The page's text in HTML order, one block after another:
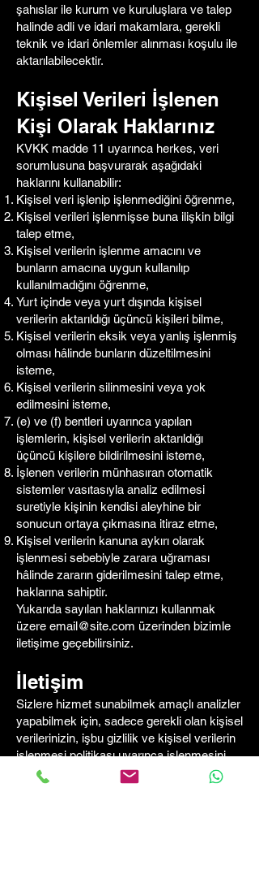
şahıslar ile kurum ve kuruluşlara ve talep
halinde adli ve idari makamlara, gerekli
teknik ve idari önlemler alınması koşulu ile
aktarılabilecektir.
Kişisel Verileri İşlenen
Kişi Olarak Haklarınız
KVKK madde 11 uyarınca herkes, veri
sorumlusuna başvurarak aşağıdaki
haklarını kullanabilir:
Kişisel veri işlenip işlenmediğini öğrenme,
Kişisel verileri işlenmişse buna ilişkin bilgi
talep etme,
Kişisel verilerin işlenme amacını ve
bunların amacına uygun kullanılıp
kullanılmadığını öğrenme,
Yurt içinde veya yurt dışında kişisel
verilerin aktarıldığı üçüncü kişileri bilme,
Kişisel verilerin eksik veya yanlış işlenmiş
olması hâlinde bunların düzeltilmesini
isteme,
Kişisel verilerin silinmesini veya yok
edilmesini isteme,
(e) ve (f) bentleri uyarınca yapılan
işlemlerin, kişisel verilerin aktarıldığı
üçüncü kişilere bildirilmesini isteme,
İşlenen verilerin münhasıran otomatik
sistemler vasıtasıyla analiz edilmesi
suretiyle kişinin kendisi aleyhine bir
sonucun ortaya çıkmasına itiraz etme,
Kişisel verilerin kanuna aykırı olarak
işlenmesi sebebiyle zarara uğraması
hâlinde zararın giderilmesini talep etme,
haklarına sahiptir.
Yukarıda sayılan haklarınızı kullanmak
üzere email@site.com üzerinden bizimle
iletişime geçebilirsiniz.
İletişim
Sizlere hizmet sunabilmek amaçlı analizler
yapabilmek için, sadece gerekli olan kişisel
verilerinizin, işbu gizlilik ve kişisel verilerin
işlenmesi politikası uyarınca işlenmesini,
kabul edip etmemek hususunda tamamen